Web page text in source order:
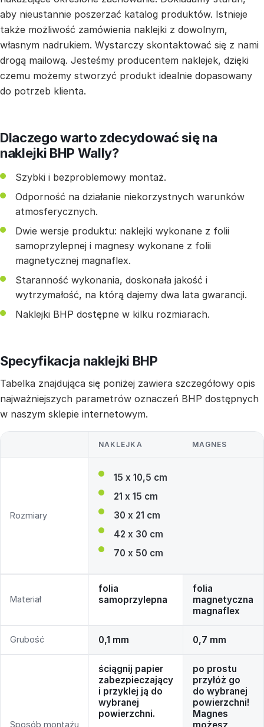
aby nieustannie poszerzać katalog produktów. Istnieje
także możliwość zamówienia naklejki z dowolnym,
własnym nadrukiem. Wystarczy skontaktować się z nami
drogą mailową. Jesteśmy producentem naklejek, dzięki
czemu możemy stworzyć produkt idealnie dopasowany
do potrzeb klienta.
Dlaczego warto zdecydować się na
naklejki BHP Wally?
Szybki i bezproblemowy montaż.
Odporność na działanie niekorzystnych warunków
atmosferycznych.
Dwie wersje produktu: naklejki wykonane z folii
samoprzylepnej i magnesy wykonane z folii
magnetycznej magnaflex.
Staranność wykonania, doskonała jakość i
wytrzymałość, na którą dajemy dwa lata gwarancji.
Naklejki BHP dostępne w kilku rozmiarach.
Specyfikacja naklejki BHP
Tabelka znajdująca się poniżej zawiera szczegółowy opis
najważniejszych parametrów oznaczeń BHP dostępnych
w naszym sklepie internetowym.
NAKLEJKA MAGNES
Rozmiary
15 x 10,5 cm
21 x 15 cm
30 x 21 cm
42 x 30 cm
70 x 50 cm
Materiał
folia
samoprzylepna
folia
magnetyczna
magnaflex
Grubość 0,1 mm 0,7 mm
Sposób montażu
ściągnij papier
zabezpieczający
i przyklej ją do
wybranej
powierzchni.
po prostu
przyłóż go
do wybranej
powierzchni!
Magnes